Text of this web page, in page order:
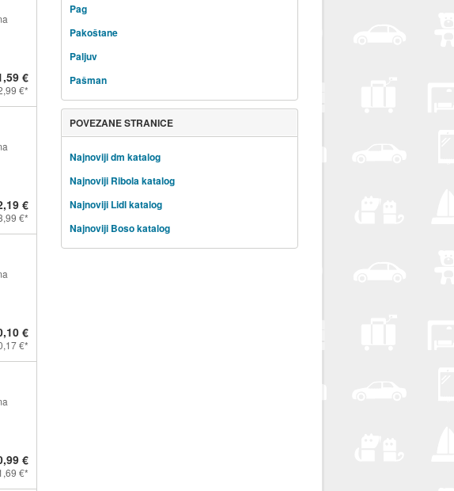
€
€
€
€
€
€
€
€
Pag
Pakoštane
Paljuv
Pašman
POVEZANE STRANICE
Najnoviji dm katalog
Najnoviji Ribola katalog
Najnoviji Lidl katalog
Najnoviji Boso katalog